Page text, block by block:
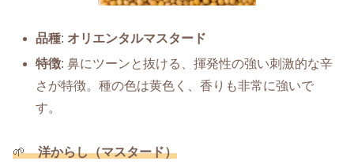
品種: オリエンタルマスタード
特徴: 鼻にツーンと抜ける、揮発性の強い刺激的な辛
さが特徴。種の色は黄色く、香りも非常に強いで
す。
🌱洋からし（マスタード）